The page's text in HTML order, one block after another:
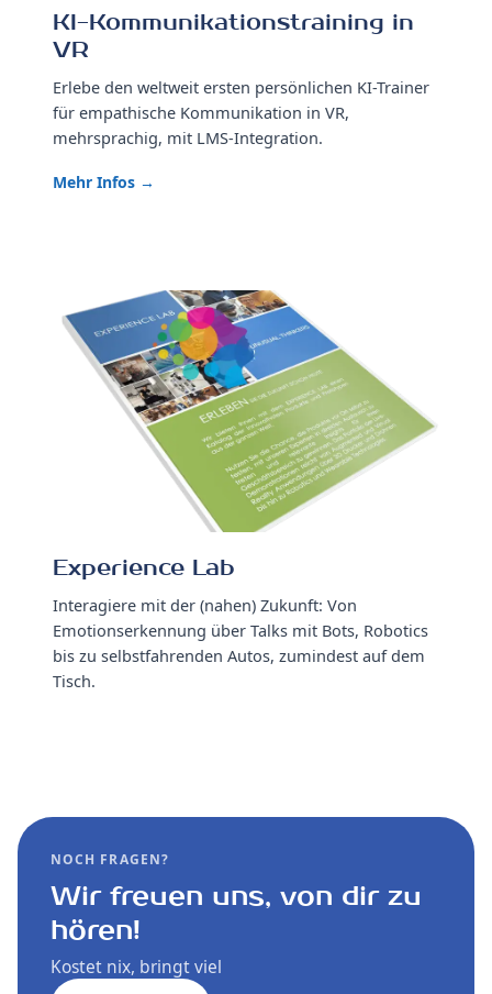
KI-Kommunikationstraining in
VR
Erlebe den weltweit ersten persönlichen KI-Trainer
für empathische Kommunikation in VR,
mehrsprachig, mit LMS-Integration.
Mehr Infos →
Experience Lab
Interagiere mit der (nahen) Zukunft: Von
Emotionserkennung über Talks mit Bots, Robotics
bis zu selbstfahrenden Autos, zumindest auf dem
Tisch.
NOCH FRAGEN?
Wir freuen uns, von dir zu
hören!
Kostet nix, bringt viel